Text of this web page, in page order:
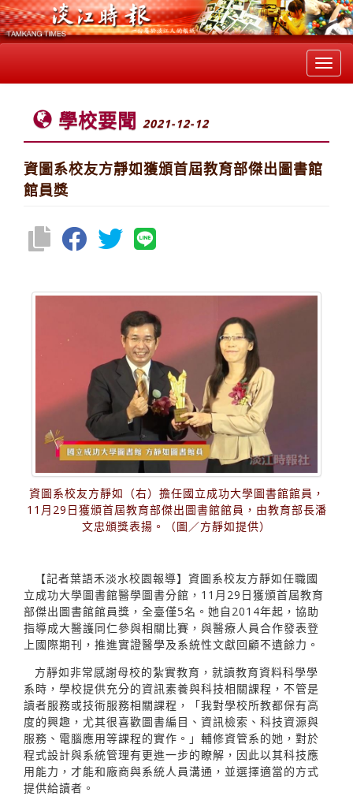
學校要聞 2021-12-12
資圖系校友方靜如獲頒首屆教育部傑出圖書館
館員獎
資圖系校友方靜如（右）擔任國立成功大學圖書館館員，
11月29日獲頒首屆教育部傑出圖書館館員，由教育部長潘
文忠頒獎表揚。（圖／方靜如提供）
【記者葉語禾淡水校園報導】資圖系校友方靜如任職國
立成功大學圖書館醫學圖書分館，11月29日獲頒首屆教育
部傑出圖書館館員獎，全臺僅5名。她自2014年起，協助
指導成大醫護同仁參與相關比賽，與醫療人員合作發表登
上國際期刊，推進實證醫學及系統性文獻回顧不遺餘力。
方靜如非常感謝母校的紮實教育，就讀教育資料科學學
系時，學校提供充分的資訊素養與科技相關課程，不管是
讀者服務或技術服務相關課程，「我對學校所教都保有高
度的興趣，尤其很喜歡圖書編目、資訊檢索、科技資源與
服務、電腦應用等課程的實作。」輔修資管系的她，對於
程式設計與系統管理有更進一步的瞭解，因此以其科技應
用能力，才能和廠商與系統人員溝通，並選擇適當的方式
提供給讀者。